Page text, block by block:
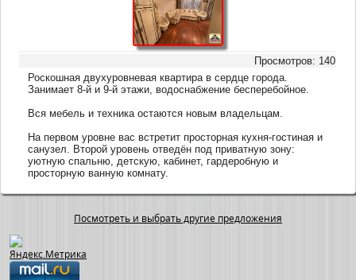
Просмотров: 140
Роскошная двухуровневая квартира в сердце города.
Занимает 8-й и 9-й этажи, водоснабжение бесперебойное.
Вся мебель и техника остаются новым владельцам.
На первом уровне вас встретит просторная кухня-гостиная и
санузел. Второй уровень отведён под приватную зону:
уютную спальню, детскую, кабинет, гардеробную и
просторную ванную комнату.
Посмотреть и выбрать другие предложения